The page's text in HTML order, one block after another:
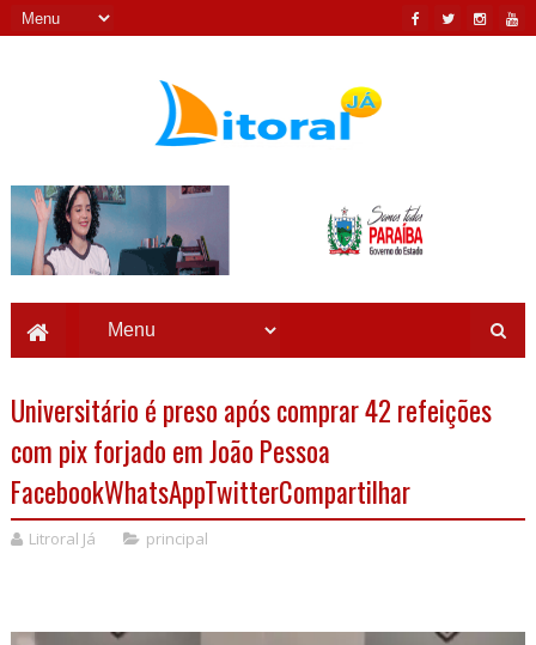
Universitário é preso após comprar 42 refeições
com pix forjado em João Pessoa
FacebookWhatsAppTwitterCompartilhar
Litroral Já principal